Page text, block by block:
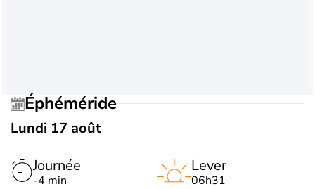
Éphéméride
Lundi 17 août
Journée
-4 min
Lever
06h31